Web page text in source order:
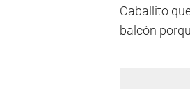
Caballito
balcón